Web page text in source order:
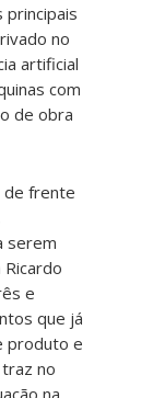
principais
no
artificial
com
de obra
de frente
serem
e
que já
produto e
no
na